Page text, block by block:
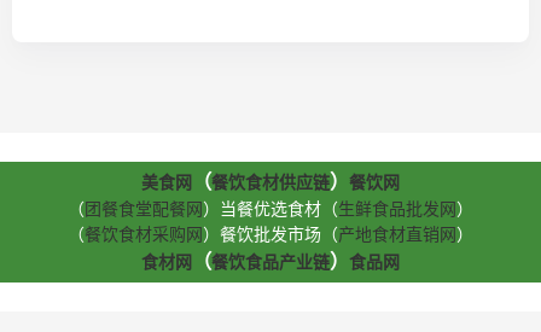
美食网 （餐饮食材供应链）
餐饮网
（ 团餐食堂配餐网 ）当餐优选食材（生鲜食品批发网 ）
（餐饮食材采购网 ）餐饮批发市场（产地食材直销网 ）
食材网
（餐饮食品产业链） 食品网